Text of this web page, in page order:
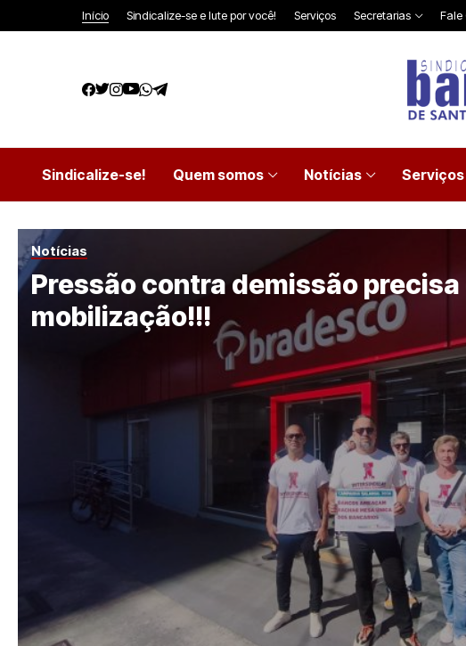
Início Sindicalize-se e lute por você! Serviços Secretarias Fale
Sindicalize-se! Quem somos Notícias Serviços
Notícias
Pressão contra demissão precisa
mobilização!!!